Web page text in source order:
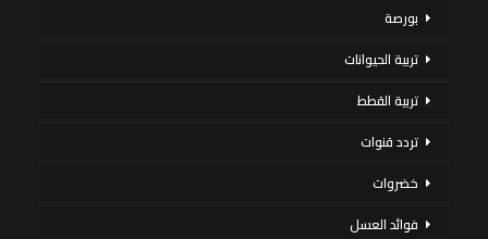
بورصة
تربية الحيوانات
تربية القطط
تردد قنوات
خضروات
فوائد العسل